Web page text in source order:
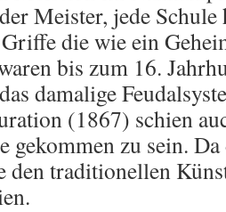
Meister, jede Schule
die wie ein
bis zum 16.
damalige
(1867) schien
gekommen zu sein.
den traditionellen